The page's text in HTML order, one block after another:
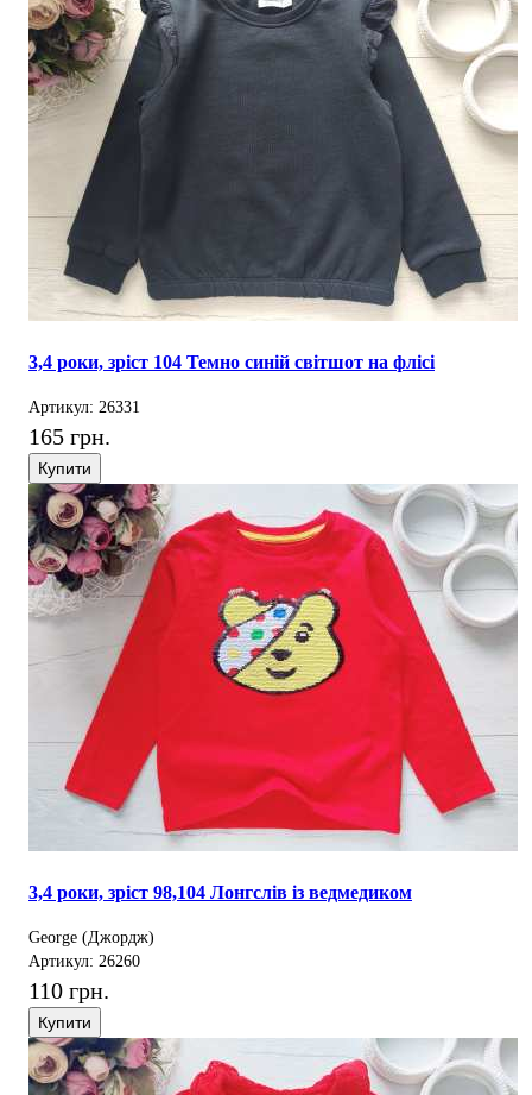
3,4 роки, зріст 104 Темно синій світшот на флісі
Артикул: 26331
165 грн.
Купити
3,4 роки, зріст 98,104 Лонгслів із ведмедиком
George (Джордж)
Артикул: 26260
110 грн.
Купити